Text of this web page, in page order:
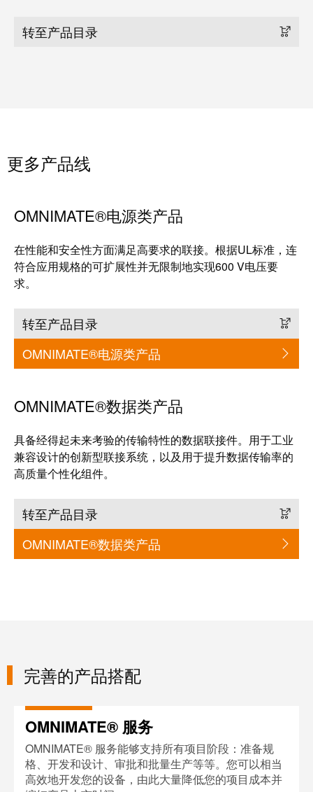
转至产品目录
更多产品线
OMNIMATE®电源类产品
在性能和安全性方面满足高要求的联接。根据UL标准，连
符合应用规格的可扩展性并无限制地实现600 V电压要
求。
转至产品目录
OMNIMATE®电源类产品
OMNIMATE®数据类产品
具备经得起未来考验的传输特性的数据联接件。用于工业
兼容设计的创新型联接系统，以及用于提升数据传输率的
高质量个性化组件。
转至产品目录
OMNIMATE®数据类产品
完善的产品搭配
OMNIMATE® 服务
OMNIMATE® 服务能够支持所有项目阶段：准备规
格、开发和设计、审批和批量生产等等。您可以相当
高效地开发您的设备，由此大量降低您的项目成本并